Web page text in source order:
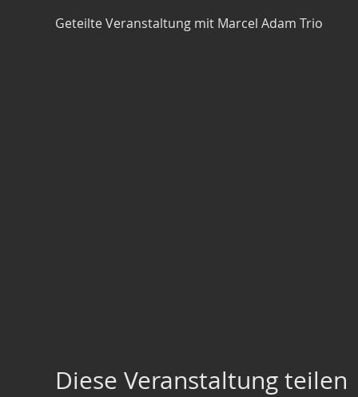
Geteilte Veranstaltung mit Marcel Adam Trio
Diese Veranstaltung teilen